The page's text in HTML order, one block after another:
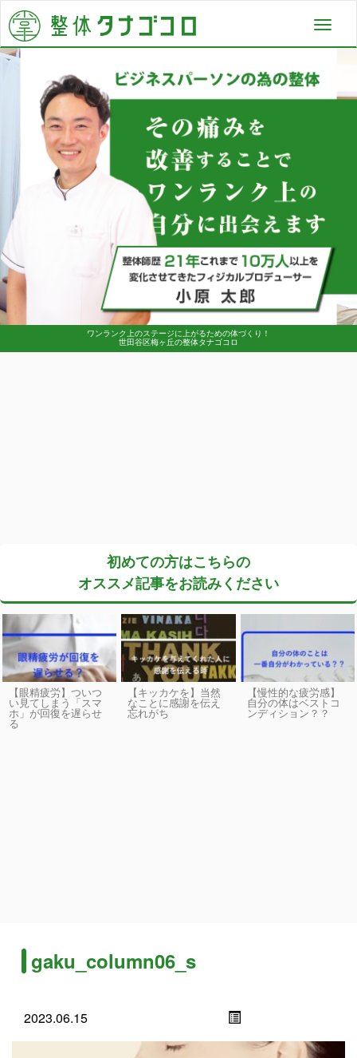
ワンランク上のステージに上がるための体づくり！
世田谷区梅ヶ丘の整体タナゴコロ
初めての方はこちらの
オススメ記事をお読みください
【眼精疲労】ついつ
い見てしまう「スマ
ホ」が回復を遅らせ
る
【キッカケを】当然
なことに感謝を伝え
忘れがち
【慢性的な疲労感】
自分の体はベストコ
ンディション？？
gaku_column06_s
2023.06.15